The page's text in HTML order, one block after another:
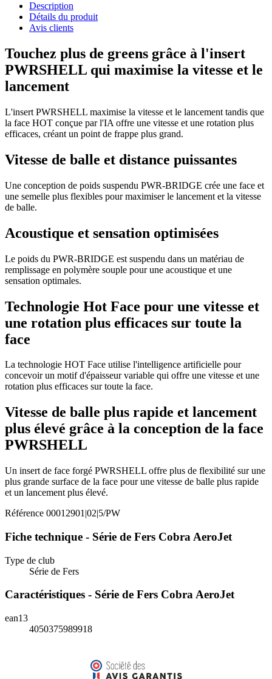
Description
Détails du produit
Avis clients
Touchez plus de greens grâce à l'insert
PWRSHELL qui maximise la vitesse et le
lancement
L'insert PWRSHELL maximise la vitesse et le lancement tandis que
la face HOT conçue par l'IA offre une vitesse et une rotation plus
efficaces, créant un point de frappe plus grand.
Vitesse de balle et distance puissantes
Une conception de poids suspendu PWR-BRIDGE crée une face et
une semelle plus flexibles pour maximiser le lancement et la vitesse
de balle.
Acoustique et sensation optimisées
Le poids du PWR-BRIDGE est suspendu dans un matériau de
remplissage en polymère souple pour une acoustique et une
sensation optimales.
Technologie Hot Face pour une vitesse et
une rotation plus efficaces sur toute la
face
La technologie HOT Face utilise l'intelligence artificielle pour
concevoir un motif d'épaisseur variable qui offre une vitesse et une
rotation plus efficaces sur toute la face.
Vitesse de balle plus rapide et lancement
plus élevé grâce à la conception de la face
PWRSHELL
Un insert de face forgé PWRSHELL offre plus de flexibilité sur une
plus grande surface de la face pour une vitesse de balle plus rapide
et un lancement plus élevé.
Référence 00012901|02|5/PW
Fiche technique - Série de Fers Cobra AeroJet
Type de club
Série de Fers
Caractéristiques - Série de Fers Cobra AeroJet
ean13
4050375989918